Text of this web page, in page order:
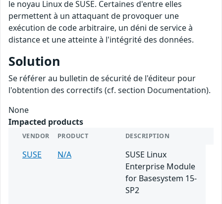
le noyau Linux de SUSE. Certaines d'entre elles
permettent à un attaquant de provoquer une
exécution de code arbitraire, un déni de service à
distance et une atteinte à l'intégrité des données.
Solution
Se référer au bulletin de sécurité de l'éditeur pour
l'obtention des correctifs (cf. section Documentation).
None
Impacted products
VENDOR PRODUCT DESCRIPTION
SUSE N/A
SUSE Linux
Enterprise Module
for Basesystem 15-
SP2